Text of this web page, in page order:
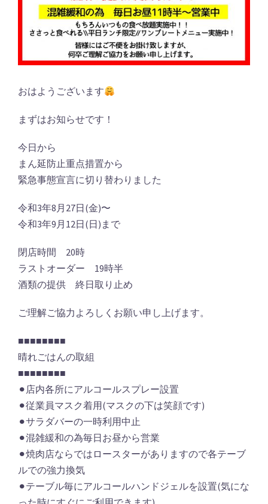
おはようございます
まずはお知らせです！
今日から
まん延防止重点措置から
緊急事態宣言に切り替わりました
令和3年8月27日(金)〜
令和3年9月12日(日)まで
閉店時間 20時
ラストオーダー 19時半
酒類の提供 終日取り止め
ご理解ご協力よろしくお願い申し上げます。
■■■■■■■■
晴れごはんの取組
■■■■■■■■
⚫︎店内各所にアルコールスプレー設置
⚫︎従業員マスク着用(マスクの下は笑顔です)
⚫︎サラダバーの一時利用中止
⚫︎混雑緩和の為毎日お昼から営業
⚫︎焼肉店ならではロースターがありますので各テーブ
ルでの強力換気
⚫︎テーブル毎にアルコールハンドジェルを設置(気にな